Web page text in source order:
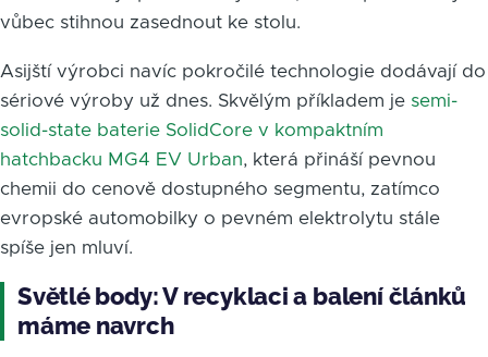
vůbec stihnou zasednout ke stolu.
Asijští výrobci navíc pokročilé technologie dodávají do
sériové výroby už dnes. Skvělým příkladem je semi-
solid-state baterie SolidCore v kompaktním
hatchbacku MG4 EV Urban, která přináší pevnou
chemii do cenově dostupného segmentu, zatímco
evropské automobilky o pevném elektrolytu stále
spíše jen mluví.
Světlé body: V recyklaci a balení článků
máme navrch